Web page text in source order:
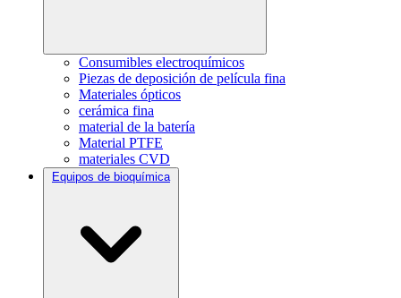
Consumibles electroquímicos
Piezas de deposición de película fina
Materiales ópticos
cerámica fina
material de la batería
Material PTFE
materiales CVD
Equipos de bioquímica